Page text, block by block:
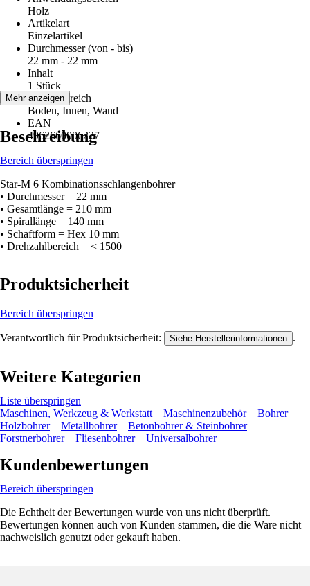
Holz
Artikelart
Einzelartikel
Durchmesser (von - bis)
22 mm - 22 mm
Inhalt
1 Stück
Einsatzbereich
Boden, Innen, Wand
EAN
4962660006227
Mehr anzeigen
Beschreibung
Bereich überspringen
Star-M 6 Kombinationsschlangenbohrer
• Durchmesser = 22 mm
• Gesamtlänge = 210 mm
• Spirallänge = 140 mm
• Schaftform = Hex 10 mm
• Drehzahlbereich = < 1500
Produktsicherheit
Bereich überspringen
Verantwortlich für Produktsicherheit: Siehe Herstellerinformationen .
Weitere Kategorien
Liste überspringen
Maschinen, Werkzeug & Werkstatt
Maschinenzubehör
Bohrer
Holzbohrer
Metallbohrer
Betonbohrer & Steinbohrer
Forstnerbohrer
Fliesenbohrer Universalbohrer
Kundenbewertungen
Bereich überspringen
Die Echtheit der Bewertungen wurde von uns nicht überprüft.
Bewertungen können auch von Kunden stammen, die die Ware nicht
nachweislich genutzt oder gekauft haben.